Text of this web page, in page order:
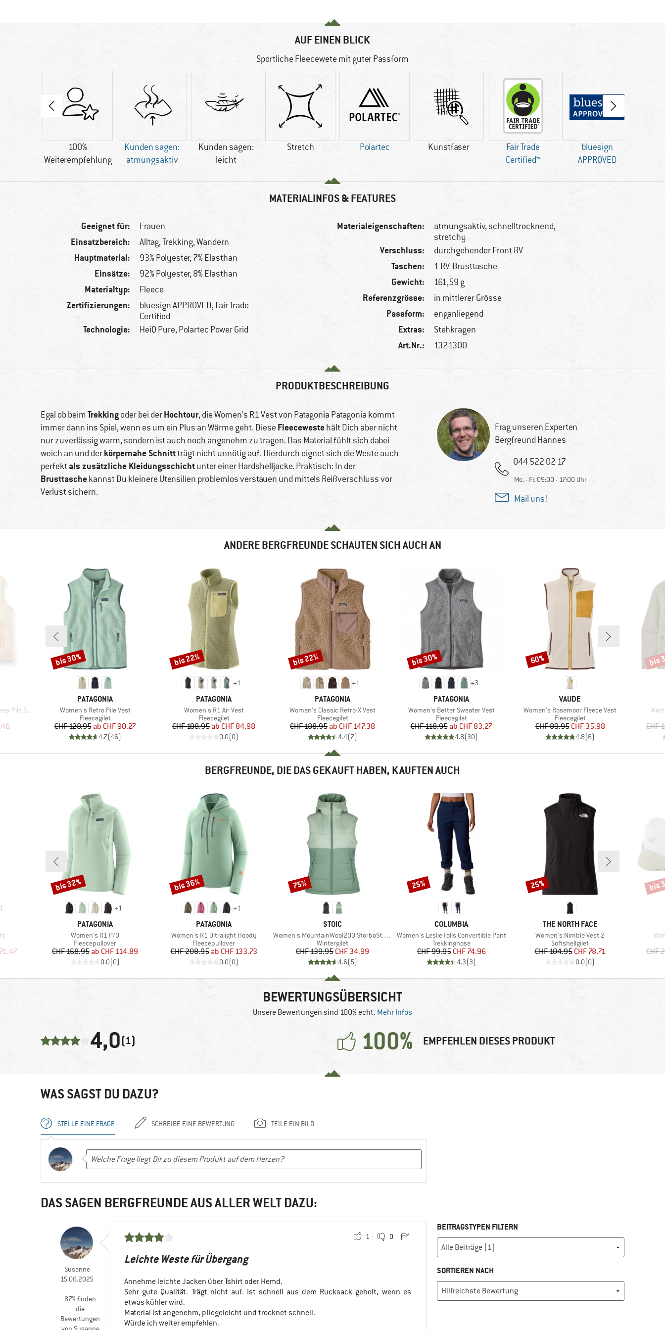
AUF EINEN BLICK
Sportliche Fleecewete mit guter Passform
100%
Weiterempfehlung
Kunden sagen:
atmungsaktiv
Kunden sagen:
leicht
Stretch Polartec Kunstfaser
Fair Trade
Certified™
bluesign
APPROVED
MATERIALINFOS & FEATURES
Geeignet für: Frauen
Einsatzbereich: Alltag, Trekking, Wandern
Hauptmaterial: 93% Polyester, 7% Elasthan
Einsätze: 92% Polyester, 8% Elasthan
Materialtyp: Fleece
Zertifizierungen:
bluesign APPROVED, Fair Trade
Certified
Technologie: HeiQ Pure, Polartec Power Grid
Materialeigenschaften:
atmungsaktiv, schnelltrocknend,
stretchy
Verschluss: durchgehender Front-RV
Taschen: 1 RV-Brusttasche
Gewicht: 161,59 g
Referenzgrösse: in mittlerer Grösse
Passform: enganliegend
Extras: Stehkragen
Art.Nr.: 132-1300
PRODUKTBESCHREIBUNG
Egal ob beimTrekkingoder bei derHochtour, die Women's R1 Vest von Patagonia Patagonia kommt
immer dann ins Spiel, wenn es um ein Plus an Wärme geht. Diese Fleecewestehält Dich aber nicht
nur zuverlässig warm, sondern ist auch noch angenehm zu tragen. Das Material fühlt sich dabei
weich an und derkörpernahe Schnittträgt nicht unnötig auf. Hierdurch eignet sich die Weste auch
perfekt als zusätzliche Kleidungsschichtunter einer Hardshelljacke. Praktisch: In der
Brusttaschekannst Du kleinere Utensilien problemlos verstauen und mittels Reißverschluss vor
Verlust sichern.
Frag unseren Experten
Bergfreund Hannes
044 522 02 17
Mo. - Fr. 09:00 - 17:00 Uhr
Mail uns!
ANDERE BERGFREUNDE SCHAUTEN SICH AUCH AN
Gilet
Preis
MARKE
PATAGONIA
Artikel
Women's Retro Pile Vest
Produktgruppe
Fleecegilet
Preis
CHF 128.95 reduzierter Preis
ab CHF 90.27
4.7(46)
Rabatt
bis 30%
+1
MARKE
PATAGONIA
Artikel
Women's R1 Air Vest
Produktgruppe
Fleecegilet
Preis
CHF 108.95 reduzierter Preis
ab CHF 84.98
0.0(0)
Rabatt
bis 22%
+1
MARKE
PATAGONIA
Artikel
Women's Classic Retro-X Vest
Produktgruppe
Fleecegilet
Preis
CHF 188.95 reduzierter Preis
ab CHF 147.38
4.4(7)
Rabatt
bis 22%
+3
MARKE
PATAGONIA
Artikel
Women's Better Sweater Vest
Produktgruppe
Fleecegilet
Preis
CHF 118.95 reduzierter Preis
ab CHF 83.27
4.8(30)
Rabatt
bis 30%
MARKE
VAUDE
Artikel
Women's Rosemoor Fleece Vest
Produktgruppe
Fleecegilet
Preis
CHF 89.95reduzierter Preis
CHF 35.98
4.8(6)
Rabatt
60%
CHF
bis
BERGFREUNDE, DIE DAS GEKAUFT HABEN, KAUFTEN AUCH
1
Preis
+1
MARKE
PATAGONIA
Artikel
Women's R1 P/O
Produktgruppe
Fleecepullover
Preis
CHF 168.95 reduzierter Preis
ab CHF 114.89
0.0(0)
Rabatt
bis 32%
+1
MARKE
PATAGONIA
Artikel
Women's R1 Ultralight Hoody
Produktgruppe
Fleecepullover
Preis
CHF 208.95 reduzierter Preis
ab CHF 133.73
0.0(0)
Rabatt
bis 36%
MARKE
STOIC
Artikel
Women's MountainWool200 StorboSt. Hooded Vest
Produktgruppe
Wintergilet
Preis
CHF 139.95reduzierter Preis
CHF 34.99
4.6(5)
Rabatt
75%
MARKE
COLUMBIA
Artikel
Women's Leslie Falls Convertible Pant
Produktgruppe
Trekkinghose
Preis
CHF 99.95reduzierter Preis
CHF 74.96
4.3(3)
Rabatt
25%
MARKE
THE NORTH FACE
Artikel
Women's Nimble Vest 2
Produktgruppe
Softshellgilet
Preis
CHF 104.95reduzierter Preis
CHF 78.71
0.0(0)
Rabatt
25%
CHF
bis
BEWERTUNGSÜBERSICHT
Unsere Bewertungen sind 100% echt. Mehr Infos
4,0(1) 100% EMPFEHLEN DIESES PRODUKT
WAS SAGST DU DAZU?
STELLE EINE FRAGE SCHREIBE EINE BEWERTUNG TEILE EIN BILD
DAS SAGEN BERGFREUNDE AUS ALLER WELT DAZU:
Susanne
15.06.2025
87% finden
die
Bewertungen
1 0
Leichte Weste für Übergang
Annehme leichte Jacken über Tshirt oder Hemd.
Sehr gute Qualität. Trägt nicht auf. Ist schnell aus dem Rucksack geholt, wenn es
etwas kühler wird.
Material ist angenehm, pflegeleicht und trocknet schnell.
Würde ich weiter empfehlen.
BEITRAGSTYPEN FILTERN
SORTIEREN NACH